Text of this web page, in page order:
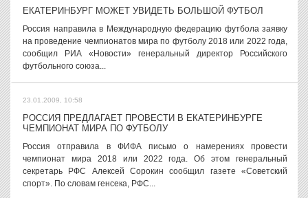
ЕКАТЕРИНБУРГ МОЖЕТ УВИДЕТЬ БОЛЬШОЙ ФУТБОЛ
Россия направила в Международную федерацию футбола заявку
на проведение чемпионатов мира по футболу 2018 или 2022 года,
сообщил РИА «Новости» генеральный директор Российского
футбольного союза...
23.01.2009, 10:58
РОССИЯ ПРЕДЛАГАЕТ ПРОВЕСТИ В ЕКАТЕРИНБУРГЕ
ЧЕМПИОНАТ МИРА ПО ФУТБОЛУ
Россия отправила в ФИФА письмо о намерениях провести
чемпионат мира 2018 или 2022 года. Об этом генеральный
секретарь РФС Алексей Сорокин сообщил газете «Советский
спорт». По словам генсека, РФС...